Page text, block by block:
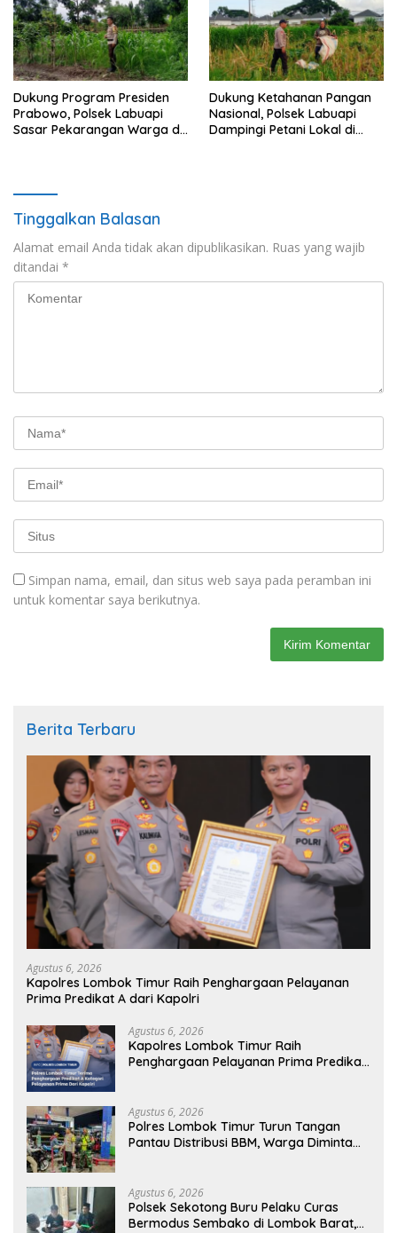
Dukung Program Presiden
Prabowo, Polsek Labuapi
Sasar Pekarangan Warga di
Dukung Ketahanan Pangan
Nasional, Polsek Labuapi
Dampingi Petani Lokal di
Tinggalkan Balasan
Alamat email Anda tidak akan dipublikasikan. Ruas yang wajib
ditandai *
Simpan nama, email, dan situs web saya pada peramban ini
untuk komentar saya berikutnya.
Berita Terbaru
Agustus 6, 2026
Kapolres Lombok Timur Raih Penghargaan Pelayanan
Prima Predikat A dari Kapolri
Agustus 6, 2026
Kapolres Lombok Timur Raih
Penghargaan Pelayanan Prima Predikat
Agustus 6, 2026
Polres Lombok Timur Turun Tangan
Pantau Distribusi BBM, Warga Diminta
Agustus 6, 2026
Polsek Sekotong Buru Pelaku Curas
Bermodus Sembako di Lombok Barat,